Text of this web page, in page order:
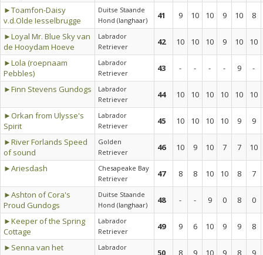
►Toamfon-Daisy
v.d.Olde Iesselbrugge
Duitse Staande
Hond (langhaar)
41 9 10 10 9 10
8
►Loyal Mr. Blue Sky van
de Hooydam Hoeve
Labrador
Retriever
42 10 10 10 9 10
10
►Lola (roepnaam
Pebbles)
Labrador
Retriever
43 - - - - 9
-
►Finn Stevens Gundogs
Labrador
Retriever
44 10 10 10 10 10
10
►Orkan from Ulysse's
Spirit
Labrador
Retriever
45 10 10 10 10 9
9
►River Forlands Speed
of sound
Golden
Retriever
46 10 9 10 7 7
10
►Ariesdash
Chesapeake Bay
Retriever
47 8 8 10 10 8
7
►Ashton of Cora's
Proud Gundogs
Duitse Staande
Hond (langhaar)
48 - - 9 0 8
0
►Keeper of the Spring
Cottage
Labrador
Retriever
49 9 6 10 9 9
8
►Senna van het
Labrador
50 8 9 10 9 8 9